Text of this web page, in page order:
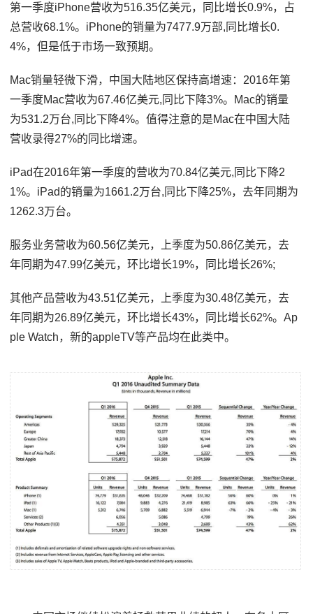
第一季度iPhone营收为516.35亿美元，同比增长0.9%，占
总营收68.1%。iPhone的销量为7477.9万部,同比增长0.
4%，但是低于市场一致预期。
Mac销量轻微下滑，中国大陆地区保持高增速：2016年第
一季度Mac营收为67.46亿美元,同比下降3%。Mac的销量
为531.2万台,同比下降4%。值得注意的是Mac在中国大陆
营收录得27%的同比增速。
iPad在2016年第一季度的营收为70.84亿美元,同比下降2
1%。iPad的销量为1661.2万台,同比下降25%，去年同期为
1262.3万台。
服务业务营收为60.56亿美元，上季度为50.86亿美元，去
年同期为47.99亿美元，环比增长19%，同比增长26%;
其他产品营收为43.51亿美元，上季度为30.48亿美元，去
年同期为26.89亿美元，环比增长43%，同比增长62%。Ap
ple Watch，新的appleTV等产品均在此类中。